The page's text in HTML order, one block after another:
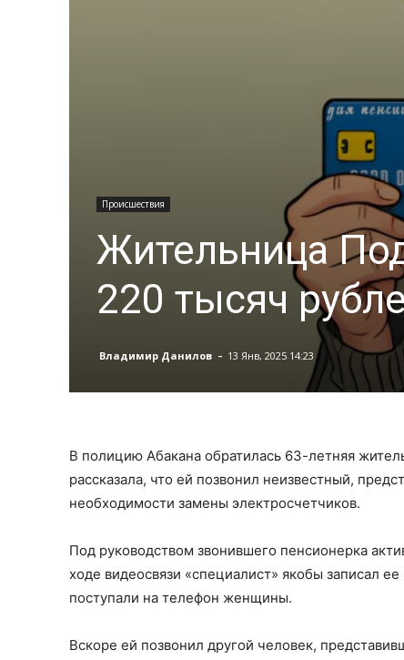
Происшествия
Жительница
220 тысяч
Владимир Данилов - 13 Янв, 2025 14:23
В полицию Абакана обратилась 63-летняя
рассказала, что ей позвонил неизвестный,
необходимости замены электросчетчиков.
Под руководством звонившего пенсионерка
ходе видеосвязи «специалист» якобы записал
поступали на телефон женщины.
Вскоре ей позвонил другой человек,